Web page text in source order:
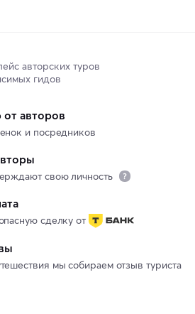
авторских туров
гидов
авторов
и посредников
свою личность
сделку от
мы собираем отзыв туриста